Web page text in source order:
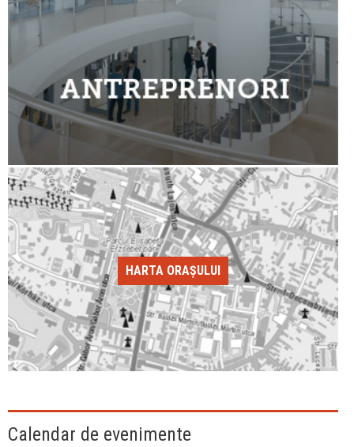
HARTA ORAȘULUI
Calendar de evenimente